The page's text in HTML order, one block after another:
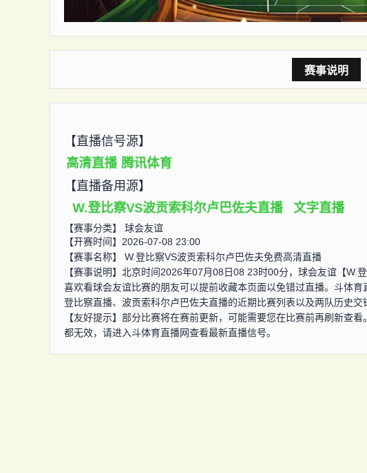
赛事说明
【直播信号源】
高清直播 腾讯体育
【直播备用源】
W.登比察VS波贡索科尔卢巴佐夫直播 文字直播
【赛事分类】 球会友谊
【开赛时间】2026-07-08 23:00
【赛事名称】 W.登比察VS波贡索科尔卢巴佐夫免费高清直播
【赛事说明】北京时间2026年07月08日08 23时00分，球会友谊【W.
喜欢看球会友谊比赛的朋友可以提前收藏本页面以免错过直播。斗体
登比察直播、波贡索科尔卢巴佐夫直播的近期比赛列表以及两队历史交
【友好提示】部分比赛将在赛前更新，可能需要您在比赛前再刷新查
都无效，请进入斗体育直播网查看最新直播信号。